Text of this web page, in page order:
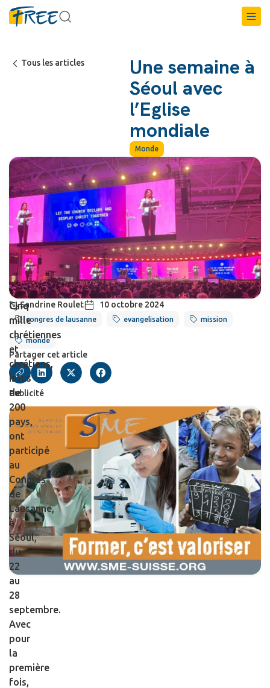
Tous les articles
Une semaine à
Séoul avec
l’Eglise
mondiale
Monde
Sandrine Roulet 10 octobre 2024
congres de lausanne evangelisation mission
monde
Partager cet article
Publicité
Cinq
mille
chrétiennes
et
chrétiens,
issus
de
200
pays,
ont
participé
au
Congrès
de
Lausanne,
à
Séoul,
du
22
au
28
septembre.
Avec
pour
la
première
fois,